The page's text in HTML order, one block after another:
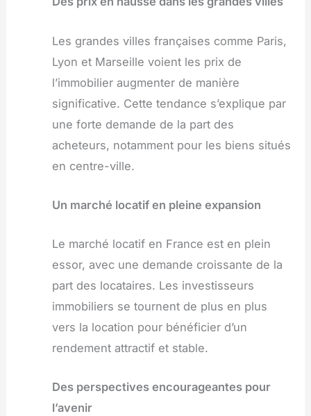
Les grandes villes françaises comme Paris,
Lyon et Marseille voient les prix de
l’immobilier augmenter de manière
significative. Cette tendance s’explique par
une forte demande de la part des
acheteurs, notamment pour les biens situés
en centre-ville.
Un marché locatif en pleine expansion
Le marché locatif en France est en plein
essor, avec une demande croissante de la
part des locataires. Les investisseurs
immobiliers se tournent de plus en plus
vers la location pour bénéficier d’un
rendement attractif et stable.
Des perspectives encourageantes pour
l’avenir